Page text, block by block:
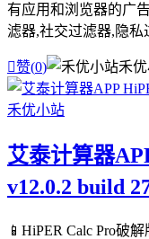
有应用和浏览器的广
滤器,社交过滤器,隐私
赞(0) 禾
艾泰计算器
v12.0.2 build
📱HiPER Calc Pro破